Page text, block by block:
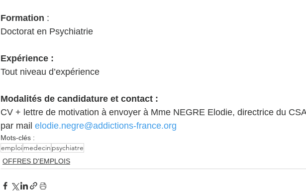
Formation :
Doctorat en Psychiatrie
Expérience :
Tout niveau d’expérience
Modalités de candidature et contact :
CV + lettre de motivation à envoyer à Mme NEGRE Elodie, directrice du
par mail elodie.negre@addictions-france.org
Mots-clés :
emploimedecin psychiatre
OFFRES D'EMPLOIS